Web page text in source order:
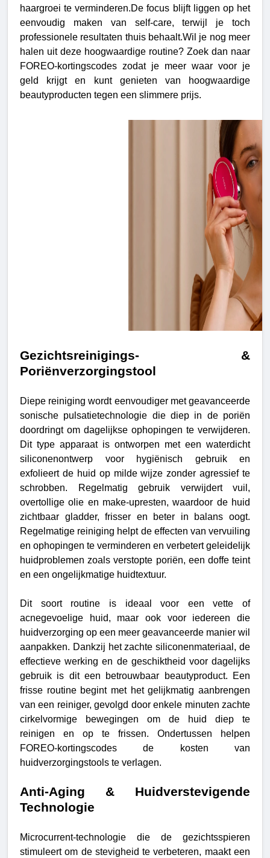
haargroei te verminderen.De focus blijft liggen op het
eenvoudig maken van self-care, terwijl je toch
professionele resultaten thuis behaalt.Wil je nog meer
halen uit deze hoogwaardige routine? Zoek dan naar
FOREO-kortingscodes zodat je meer waar voor je
geld krijgt en kunt genieten van hoogwaardige
beautyproducten tegen een slimmere prijs.
Gezichtsreinigings- &
Poriënverzorgingstool
Diepe reiniging wordt eenvoudiger met geavanceerde
sonische pulsatietechnologie die diep in de poriën
doordringt om dagelijkse ophopingen te verwijderen.
Dit type apparaat is ontworpen met een waterdicht
siliconenontwerp voor hygiënisch gebruik en
exfolieert de huid op milde wijze zonder agressief te
schrobben. Regelmatig gebruik verwijdert vuil,
overtollige olie en make-upresten, waardoor de huid
zichtbaar gladder, frisser en beter in balans oogt.
Regelmatige reiniging helpt de effecten van vervuiling
en ophopingen te verminderen en verbetert geleidelijk
huidproblemen zoals verstopte poriën, een doffe teint
en een ongelijkmatige huidtextuur.
Dit soort routine is ideaal voor een vette of
acnegevoelige huid, maar ook voor iedereen die
huidverzorging op een meer geavanceerde manier wil
aanpakken. Dankzij het zachte siliconenmateriaal, de
effectieve werking en de geschiktheid voor dagelijks
gebruik is dit een betrouwbaar beautyproduct. Een
frisse routine begint met het gelijkmatig aanbrengen
van een reiniger, gevolgd door enkele minuten zachte
cirkelvormige bewegingen om de huid diep te
reinigen en op te frissen. Ondertussen helpen
FOREO-kortingscodes de kosten van
huidverzorgingstools te verlagen.
Anti-Aging & Huidverstevigende
Technologie
Microcurrent-technologie die de gezichtsspieren
stimuleert om de stevigheid te verbeteren, maakt een